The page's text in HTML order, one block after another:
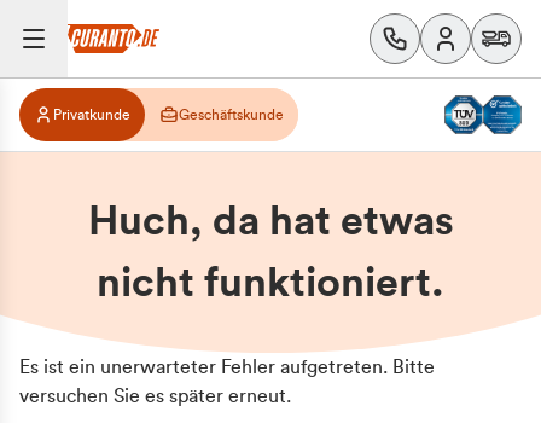
Privatkunde Geschäftskunde
Huch, da hat etwas
nicht funktioniert.
Es ist ein unerwarteter Fehler aufgetreten. Bitte
versuchen Sie es später erneut.